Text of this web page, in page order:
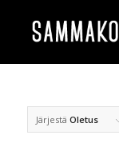
Järjestä Oletus